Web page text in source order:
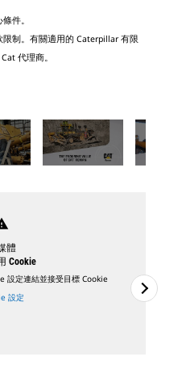
件。
制。有關適用的 Caterpillar 有限
代理商。
體
Cookie
設定連結並接受目標 Cookie
設定